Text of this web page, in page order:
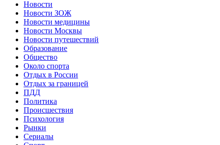
Новости
Новости ЗОЖ
Новости медицины
Новости Москвы
Новости путешествий
Образование
Общество
Около спорта
Отдых в России
Отдых за границей
ПДД
Политика
Происшествия
Психология
Рынки
Сериалы